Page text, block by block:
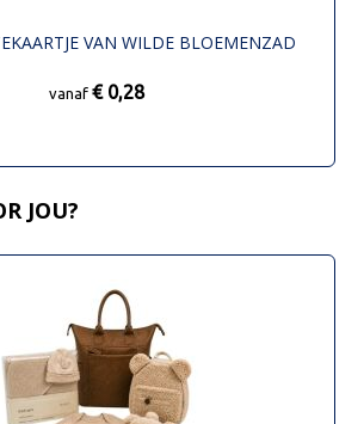
VAN WILDE BLOEMENZAD
vanaf € 0,28
JOU?